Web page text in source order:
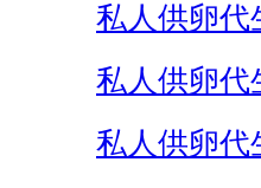
私人供卵代
私人供卵代
私人供卵代